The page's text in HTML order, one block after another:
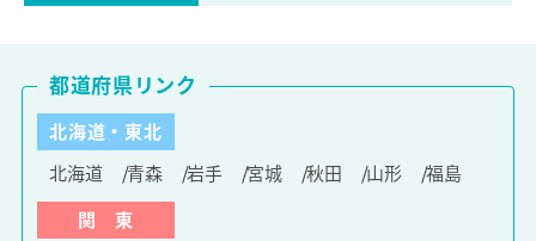
北海道・東北
北海道
青森 岩手 宮城 秋田 山形
福島
関 東
都道府県リンク